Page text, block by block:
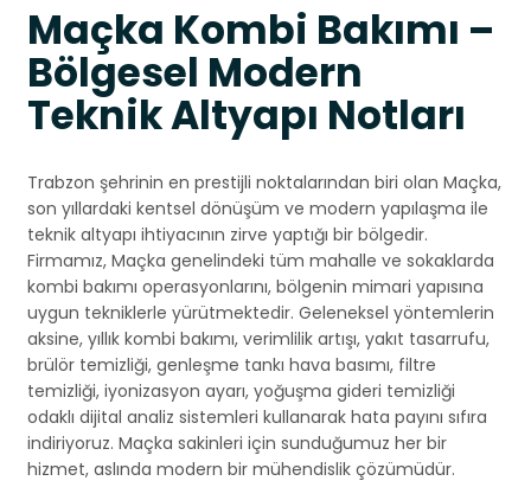
Maçka Kombi Bakımı –
Bölgesel Modern
Teknik Altyapı Notları
Trabzon şehrinin en prestijli noktalarından biri olan Maçka,
son yıllardaki kentsel dönüşüm ve modern yapılaşma ile
teknik altyapı ihtiyacının zirve yaptığı bir bölgedir.
Firmamız, Maçka genelindeki tüm mahalle ve sokaklarda
kombi bakımı operasyonlarını, bölgenin mimari yapısına
uygun tekniklerle yürütmektedir. Geleneksel yöntemlerin
aksine, yıllık kombi bakımı, verimlilik artışı, yakıt tasarrufu,
brülör temizliği, genleşme tankı hava basımı, filtre
temizliği, iyonizasyon ayarı, yoğuşma gideri temizliği
odaklı dijital analiz sistemleri kullanarak hata payını sıfıra
indiriyoruz. Maçka sakinleri için sunduğumuz her bir
hizmet, aslında modern bir mühendislik çözümüdür.